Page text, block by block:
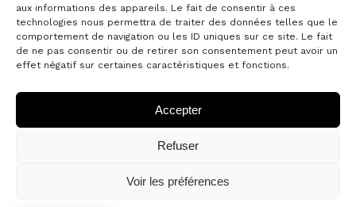
aux informations des appareils. Le fait de consentir à ces
technologies nous permettra de traiter des données telles que le
comportement de navigation ou les ID uniques sur ce site. Le fait
de ne pas consentir ou de retirer son consentement peut avoir un
effet négatif sur certaines caractéristiques et fonctions.
Accepter
Refuser
Voir les préférences
MENTIONS LÉGALES
Mentions légales
Politique de confidentialité
Politique de cookies